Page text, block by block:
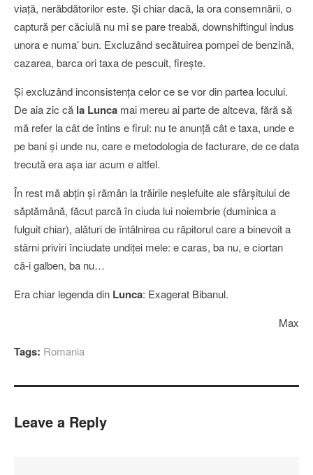
viaţă, nerăbdătorilor este. Şi chiar dacă, la ora consemnării, o
captură per căciulă nu mi se pare treabă, downshiftingul indus
unora e numa’ bun. Excluzând secătuirea pompei de benzină,
cazarea, barca ori taxa de pescuit, fireşte.
Şi excluzând inconsistenţa celor ce se vor din partea locului.
De aia zic că la Lunca mai mereu ai parte de altceva, fără să
mă refer la cât de întins e firul: nu te anunţă cât e taxa, unde e
pe bani şi unde nu, care e metodologia de facturare, de ce data
trecută era aşa iar acum e altfel.
În rest mă abţin şi rămân la trăirile neşlefuite ale sfârşitului de
săptămână, făcut parcă în ciuda lui noiembrie (duminica a
fulguit chiar), alături de întâlnirea cu răpitorul care a binevoit a
stârni priviri înciudate undiţei mele: e caras, ba nu, e ciortan
că-i galben, ba nu…
Era chiar legenda din Lunca: Exagerat Bibanul.
Max
Tags: Romania
Leave a Reply